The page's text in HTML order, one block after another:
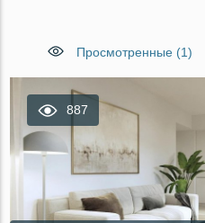
Просмотренные (1)
887